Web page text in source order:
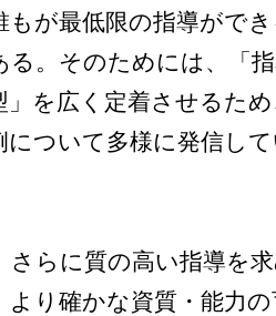
もが最低限の指導がで
る。そのためには、「
」を広く定着させるた
について多様に発信し
さらに質の高い指導を
より確かな資質・能力